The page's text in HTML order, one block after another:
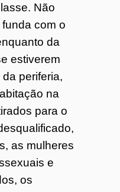
Não
com o
da
estiverem
periferia,
na
para o
as mulheres
e
os